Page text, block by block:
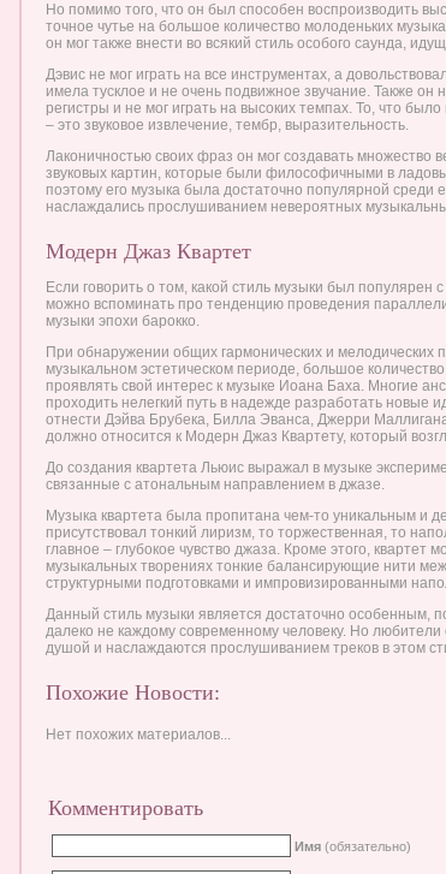
Но помимо того, что он был способен воспроизводить
точное чутье на большое количество молоденьких
он мог также внести во всякий стиль особого саунда,
Дэвис не мог играть на все инструментах, а
имела тусклое и не очень подвижное звучание. Также он
регистры и не мог играть на высоких темпах. То, что
– это звуковое извлечение, тембр, выразительность.
Лаконичностью своих фраз он мог создавать множество
звуковых картин, которые были философичными в
поэтому его музыка была достаточно популярной среди
наслаждались прослушиванием невероятных
Модерн Джаз Квартет
Если говорить о том, какой стиль музыки был популярен
можно вспоминать про тенденцию проведения
музыки эпохи барокко.
При обнаружении общих гармонических и мелодических
музыкальном эстетическом периоде, большое
проявлять свой интерес к музыке Иоана Баха. Многие
проходить нелегкий путь в надежде разработать новые
отнести Дэйва Брубека, Билла Эванса, Джерри
должно относится к Модерн Джаз Квартету, который
До создания квартета Льюис выражал в музыке
связанные с атональным направлением в джазе.
Музыка квартета была пропитана чем-то уникальным и
присутствовал тонкий лиризм, то торжественная, то
главное – глубокое чувство джаза. Кроме этого, квартет
музыкальных творениях тонкие балансирующие нити
структурными подготовками и импровизированными
Данный стиль музыки является достаточно особенным,
далеко не каждому современному человеку. Но любители
душой и наслаждаются прослушиванием треков в этом
Похожие Новости:
Нет похожих материалов...
Комментировать
Имя (обязательно)